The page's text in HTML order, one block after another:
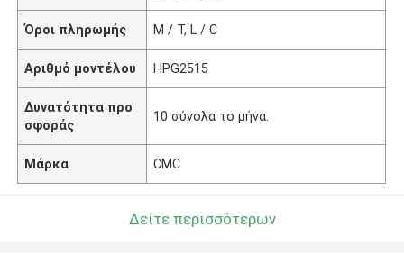
Όροι πληρωμής Μ / Τ, L / C
Αριθμό μοντέλου HPG2515
Δυνατότητα προ
σφοράς
10 σύνολα το μήνα.
Μάρκα CMC
Δείτε περισσότερων